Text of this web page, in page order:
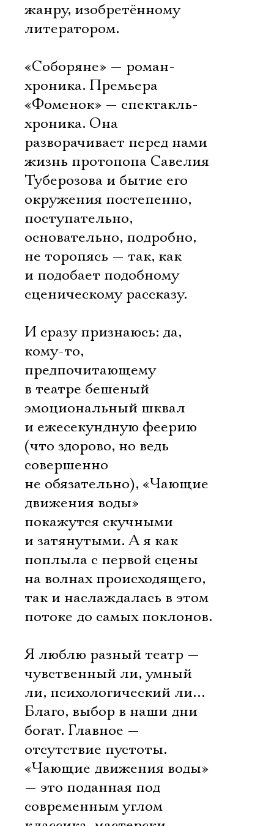
жанру, изобретённому
литератором.
«Соборяне» — роман-
хроника. Премьера
«Фоменок» — спектакль-
хроника. Она
разворачивает перед нами
жизнь протопопа Савелия
Туберозова и бытие его
окружения постепенно,
поступательно,
основательно, подробно,
не торопясь — так, как
и подобает подобному
сценическому рассказу.
И сразу признаюсь: да,
кому-то,
предпочитающему
в театре бешеный
эмоциональный шквал
и ежесекундную феерию
(что здорово, но ведь
совершенно
не обязательно), «Чающие
движения воды»
покажутся скучными
и затянутыми. А я как
поплыла с первой сцены
на волнах происходящего,
так и наслаждалась в этом
потоке до самых поклонов.
Я люблю разный театр —
чувственный ли, умный
ли, психологический ли…
Благо, выбор в наши дни
богат. Главное —
отсутствие пустоты.
«Чающие движения воды»
— это поданная под
современным углом